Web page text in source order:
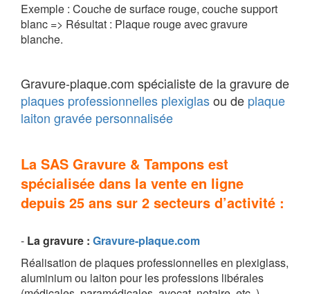
Exemple : Couche de surface rouge, couche support
blanc => Résultat : Plaque rouge avec gravure
blanche.
Gravure-plaque.com spécialiste de la gravure de
plaques professionnelles plexiglasou de plaque
laiton gravée personnalisée
La SAS Gravure & Tampons est
spécialisée dans la vente en ligne
depuis 25 ans sur 2 secteurs d’activité :
- La gravure : Gravure-plaque.com
Réalisation de plaques professionnelles en plexiglass,
aluminium ou laiton pour les professions libérales